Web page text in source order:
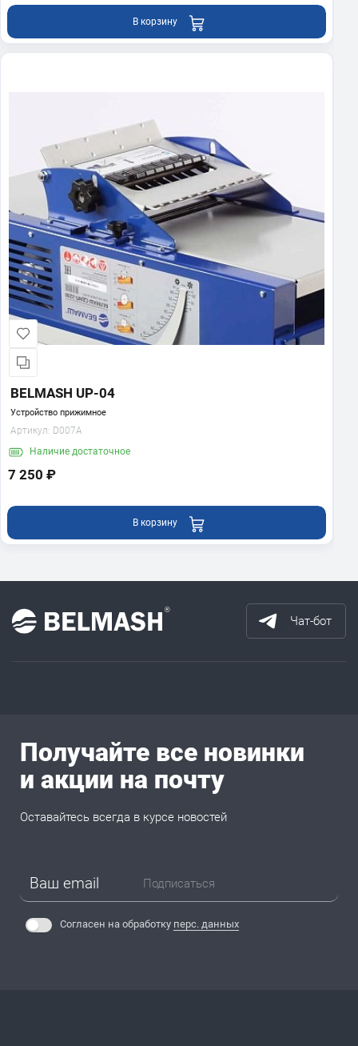
В корзину
BELMASH UP-04
Устройство прижимное
Артикул: D007A
Наличие достаточное
7 250 ₽
В корзину
Чат-бот
Получайте все новинки
и акции на почту
Оставайтесь всегда в курсе новостей
Подписаться
Согласен на обработку перс. данных